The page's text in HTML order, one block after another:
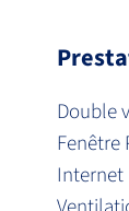
Double
Fenêtre
Internet